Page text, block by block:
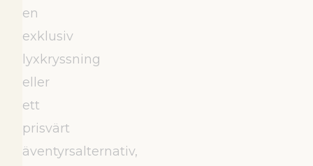
en
exklusiv
lyxkryssning
eller
ett
prisvärt
äventyrsalternativ,